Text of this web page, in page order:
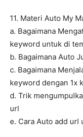
11. Materi Auto My
a. Bagaimana
keyword untuk di
b. Bagaimana Auto
c. Bagaimana
keyword dengan 1x
d. Trik
url
e. Cara Auto add url